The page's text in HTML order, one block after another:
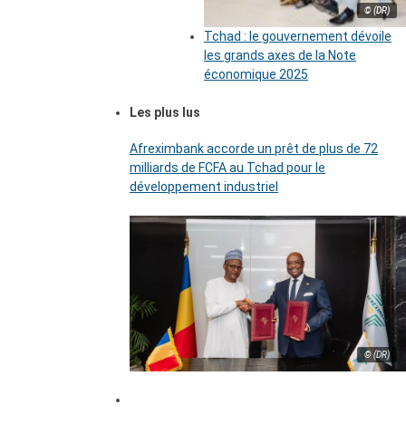
© (DR)
Tchad : le gouvernement dévoile
les grands axes de la Note
économique 2025
Les plus lus
Afreximbank accorde un prêt de plus de 72
milliards de FCFA au Tchad pour le
développement industriel
© (DR)